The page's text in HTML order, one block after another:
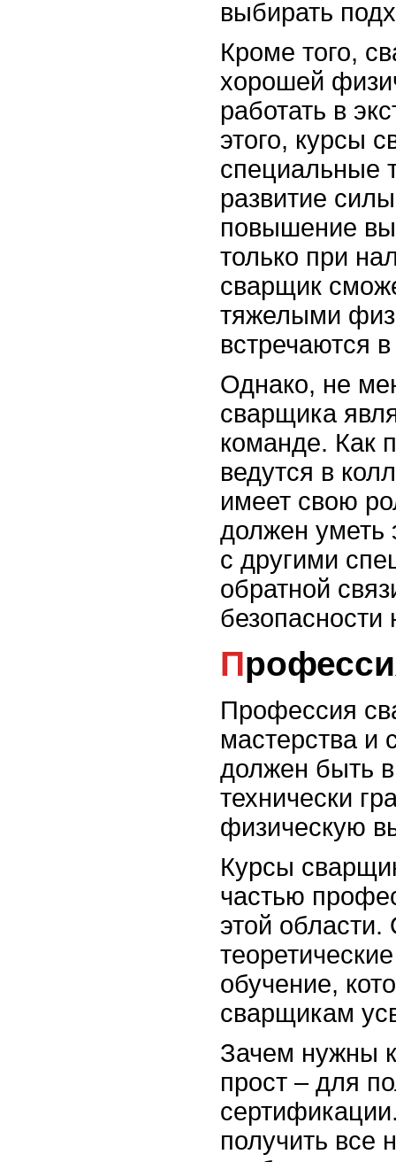
выбирать
Кроме того,
хорошей
работать в
этого, курсы
специальные
развитие
повышение
только при
сварщик
тяжелыми
встречаются
Однако, не
сварщика
команде. Как
ведутся в
имеет свою
должен уметь
с другими
обратной
Профессия
мастерства и
должен быть
технически
физическую
Курсы
частью
этой области.
обучение,
сварщикам
Зачем нужны
прост – для
получить все